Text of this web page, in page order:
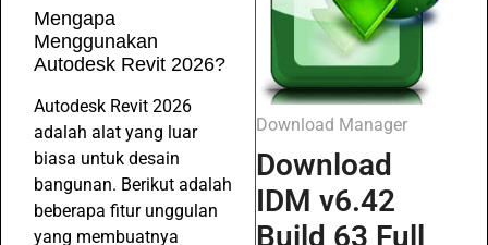
Mengapa
Menggunakan
Autodesk Revit 2026?
Autodesk Revit 2026
adalah alat yang luar
biasa untuk desain
bangunan. Berikut adalah
beberapa fitur unggulan
yang membuatnya
Download Manager
Download
IDM v6.42
Build 63 Full